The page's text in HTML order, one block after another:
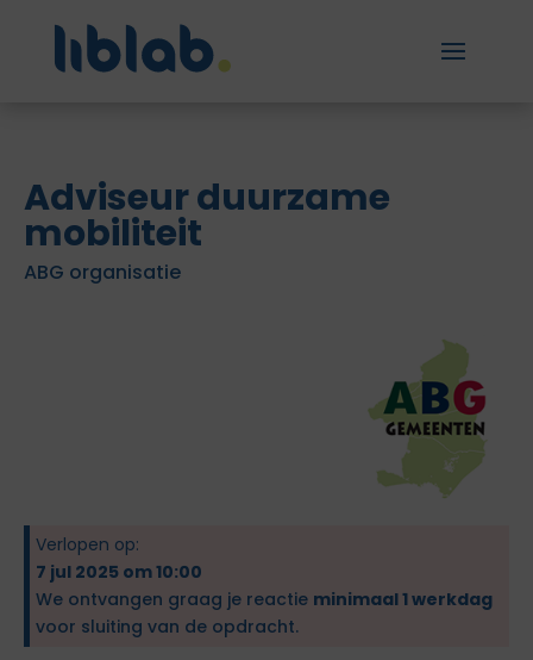
Adviseur duurzame
mobiliteit
ABG organisatie
Verlopen op:
7 jul 2025 om 10:00
We ontvangen graag je reactie minimaal 1 werkdag
voor sluiting van de opdracht.